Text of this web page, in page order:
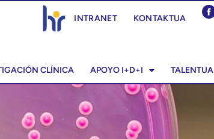
INTRANET KONTAKTUA
CLÍNICA APOYO I+D+I TALENTUA